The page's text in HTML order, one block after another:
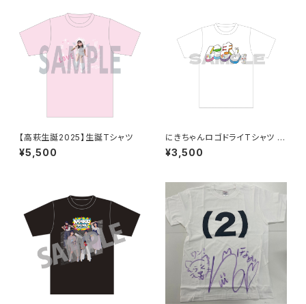
【高萩生誕2025】生誕Tシャツ
¥5,500
にきちゃんロゴドライTシャツ う
さぎさんver.
¥3,500